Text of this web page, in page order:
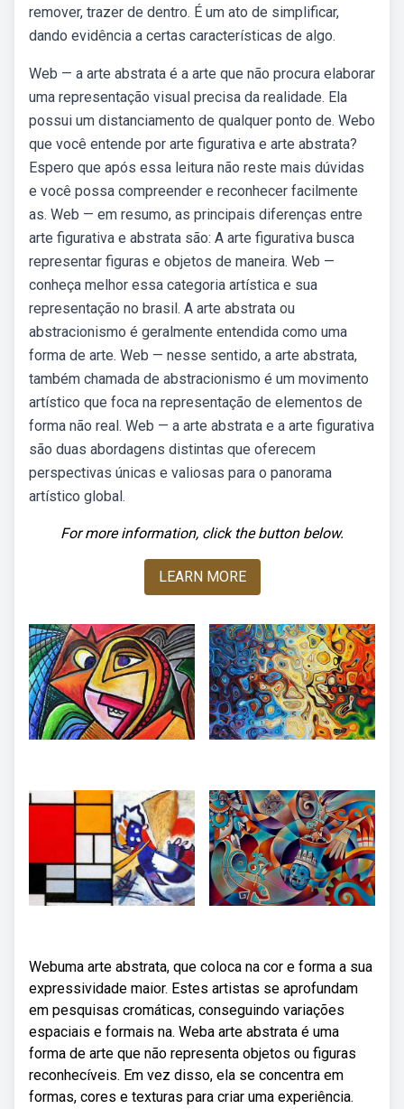
remover, trazer de dentro. É um ato de simplificar,
dando evidência a certas características de algo.
Web — a arte abstrata é a arte que não procura elaborar
uma representação visual precisa da realidade. Ela
possui um distanciamento de qualquer ponto de. Webo
que você entende por arte figurativa e arte abstrata?
Espero que após essa leitura não reste mais dúvidas
e você possa compreender e reconhecer facilmente
as. Web — em resumo, as principais diferenças entre
arte figurativa e abstrata são: A arte figurativa busca
representar figuras e objetos de maneira. Web —
conheça melhor essa categoria artística e sua
representação no brasil. A arte abstrata ou
abstracionismo é geralmente entendida como uma
forma de arte. Web — nesse sentido, a arte abstrata,
também chamada de abstracionismo é um movimento
artístico que foca na representação de elementos de
forma não real. Web — a arte abstrata e a arte figurativa
são duas abordagens distintas que oferecem
perspectivas únicas e valiosas para o panorama
artístico global.
For more information, click the button below.
LEARN MORE
Webuma arte abstrata, que coloca na cor e forma a sua
expressividade maior. Estes artistas se aprofundam
em pesquisas cromáticas, conseguindo variações
espaciais e formais na. Weba arte abstrata é uma
forma de arte que não representa objetos ou figuras
reconhecíveis. Em vez disso, ela se concentra em
formas, cores e texturas para criar uma experiência.